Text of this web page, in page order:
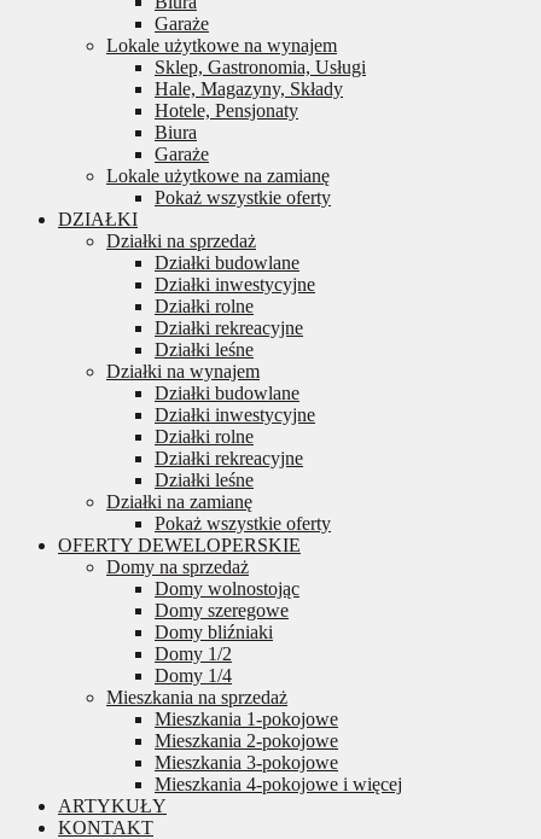
Garaże
Lokale użytkowe na wynajem
Sklep, Gastronomia, Usługi
Hale, Magazyny, Składy
Hotele, Pensjonaty
Biura
Garaże
Lokale użytkowe na zamianę
Pokaż wszystkie oferty
DZIAŁKI
Działki na sprzedaż
Działki budowlane
Działki inwestycyjne
Działki rolne
Działki rekreacyjne
Działki leśne
Działki na wynajem
Działki budowlane
Działki inwestycyjne
Działki rolne
Działki rekreacyjne
Działki leśne
Działki na zamianę
Pokaż wszystkie oferty
OFERTY DEWELOPERSKIE
Domy na sprzedaż
Domy wolnostojąc
Domy szeregowe
Domy bliźniaki
Domy 1/2
Domy 1/4
Mieszkania na sprzedaż
Mieszkania 1-pokojowe
Mieszkania 2-pokojowe
Mieszkania 3-pokojowe
Mieszkania 4-pokojowe i więcej
ARTYKUŁY
KONTAKT